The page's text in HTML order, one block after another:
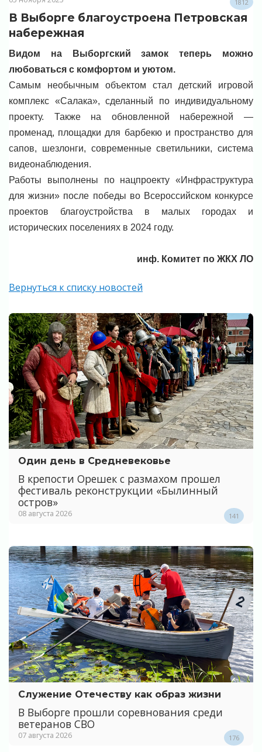
1812
В Выборге благоустроена Петровская
набережная
Видом на Выборгский замок теперь можно
любоваться с комфортом и уютом.
Самым необычным объектом стал детский игровой
комплекс «Салака», сделанный по индивидуальному
проекту. Также на обновленной набережной —
променад, площадки для барбекю и пространство для
сапов, шезлонги, современные светильники, система
видеонаблюдения.
Работы выполнены по нацпроекту «Инфраструктура
для жизни» после победы во Всероссийском конкурсе
проектов благоустройства в малых городах и
исторических поселениях в 2024 году.
инф. Комитет по ЖКХ ЛО
Вернуться к списку новостей
Один день в Средневековье
В крепости Орешек с размахом прошел
фестиваль реконструкции «Былинный
остров»
08 августа 2026 141
Служение Отечеству как образ жизни
В Выборге прошли соревнования среди
ветеранов СВО
07 августа 2026 176